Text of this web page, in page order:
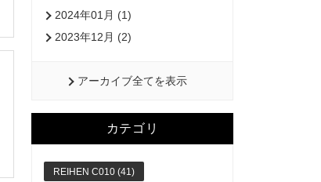
2024年01月 (1)
2023年12月 (2)
アーカイブ全てを表示
カテゴリ
REIHEN C010 (41)